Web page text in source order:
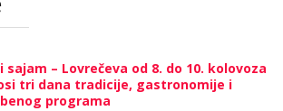
sajam – Lovrečeva od 8. do 10. kolovoza
tri dana tradicije, gastronomije i
programa